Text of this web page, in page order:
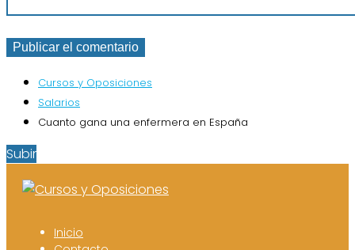
Cursos y Oposiciones
Salarios
Cuanto gana una enfermera en España
Subir
Inicio